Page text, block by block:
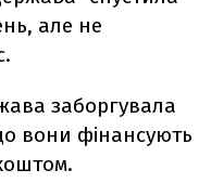
але не
заборгувала
вони фінансують